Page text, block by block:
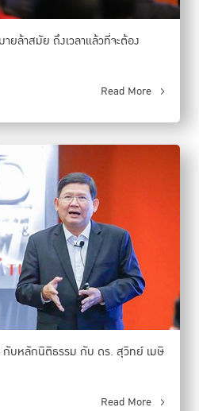
ยล้าสมัย ถึงเวลาแล้วที่จะต้อง
Read More
กับหลักนิติธรรม กับ ดร. สุวิทย์ เมษิ
Read More